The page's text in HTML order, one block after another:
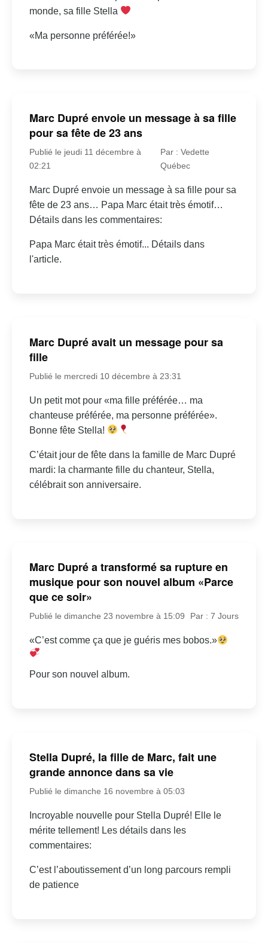
monde, sa fille Stella
«Ma personne préférée!»
Marc Dupré envoie un message à sa fille
pour sa fête de 23 ans
Publié le jeudi 11 décembre à
02:21
Par : Vedette
Québec
Marc Dupré envoie un message à sa fille pour sa
fête de 23 ans… Papa Marc était très émotif…
Détails dans les commentaires:
Papa Marc était très émotif... Détails dans
l'article.
Marc Dupré avait un message pour sa
fille
Publié le mercredi 10 décembre à 23:31
Un petit mot pour «ma fille préférée… ma
chanteuse préférée, ma personne préférée».
Bonne fête Stella!
C’était jour de fête dans la famille de Marc Dupré
mardi: la charmante fille du chanteur, Stella,
célébrait son anniversaire.
Marc Dupré a transformé sa rupture en
musique pour son nouvel album «Parce
que ce soir»
Publié le dimanche 23 novembre à 15:09 Par : 7 Jours
«C’est comme ça que je guéris mes bobos.»
Pour son nouvel album.
Stella Dupré, la fille de Marc, fait une
grande annonce dans sa vie
Publié le dimanche 16 novembre à 05:03
Incroyable nouvelle pour Stella Dupré! Elle le
mérite tellement! Les détails dans les
commentaires:
C’est l’aboutissement d’un long parcours rempli
de patience